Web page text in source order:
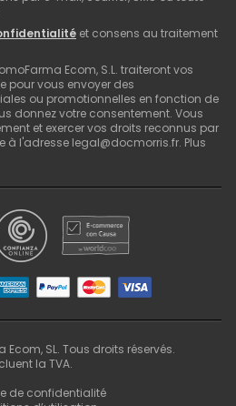
et consens au traitement
Ecom, S.L. traiteront vos
pour vous envoyer des
ou promotionnelles en fonction de
donnez votre consentement. Vous
et exercer vos droits reconnus par
l'adresse legal@docmorris.fr. Plus
Ecom, SL. Tous droits réservés.
la TVA.
de confidentialité